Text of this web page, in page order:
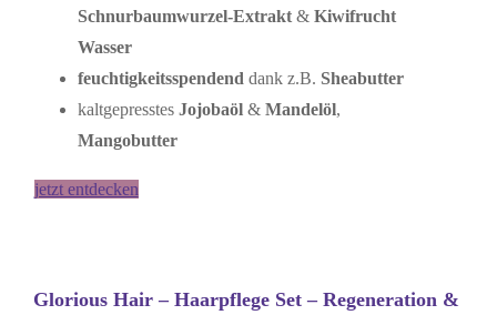
Schnurbaumwurzel-Extrakt& Kiwifrucht
Wasser
feuchtigkeitsspendend dank z.B. Sheabutter
kaltgepresstes Jojobaöl & Mandelöl,
Mangobutter
jetzt entdecken
Glorious Hair – Haarpflege Set– Regeneration &